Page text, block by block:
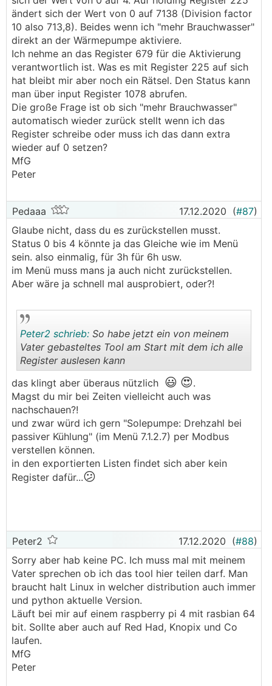
ändert sich der Wert von 0 auf 7138 (Division factor
10 also 713,8). Beides wenn ich "mehr Brauchwasser"
direkt an der Wärmepumpe aktiviere.
Ich nehme an das Register 679 für die Aktivierung
verantwortlich ist. Was es mit Register 225 auf sich
hat bleibt mir aber noch ein Rätsel. Den Status kann
man über input Register 1078 abrufen.
Die große Frage ist ob sich "mehr Brauchwasser"
automatisch wieder zurück stellt wenn ich das
Register schreibe oder muss ich das dann extra
wieder auf 0 setzen?
MfG
Peter
Pedaaa 17.12.2020 (#87)
Glaube nicht, dass du es zurückstellen musst.
Status 0 bis 4 könnte ja das Gleiche wie im Menü
sein. also einmalig, für 3h für 6h usw.
im Menü muss mans ja auch nicht zurückstellen.
Aber wäre ja schnell mal ausprobiert, oder?!
.
Peter2 schrieb: So habe jetzt ein von meinem
Vater gebasteltes Tool am Start mit dem ich alle
Register auslesen kann
das klingt aber überaus nützlich 😃 😍.
Magst du mir bei Zeiten vielleicht auch was
nachschauen?!
und zwar würd ich gern "Solepumpe: Drehzahl bei
passiver Kühlung" (im Menü 7.1.2.7) per Modbus
verstellen können.
in den exportierten Listen findet sich aber kein
Register dafür...😕
Peter2 17.12.2020 (#88)
Sorry aber hab keine PC. Ich muss mal mit meinem
Vater sprechen ob ich das tool hier teilen darf. Man
braucht halt Linux in welcher distribution auch immer
und python aktuelle Version.
Läuft bei mir auf einem raspberry pi 4 mit rasbian 64
bit. Sollte aber auch auf Red Had, Knopix und Co
laufen.
MfG
Peter